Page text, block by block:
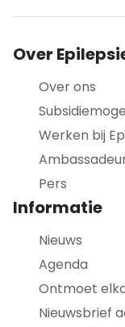
Over
Over ons
Werken bij
Pers
Informatie
Nieuws
Agenda
Ontmoet
Nieuwsbrief